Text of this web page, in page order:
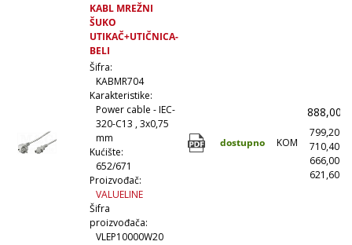
KABL MREŽNI
ŠUKO
UTIKAČ+UTIČNICA-
BELI
Šifra:
KABMR704
Karakteristike:
Power cable - IEC-
320-C13 , 3x0,75
mm
Kućište:
652/671
Proizvođač:
VALUELINE
Šifra
proizvođača:
VLEP10000W20
dostupno KOM
888,00
799,20
710,40
666,00
621,60